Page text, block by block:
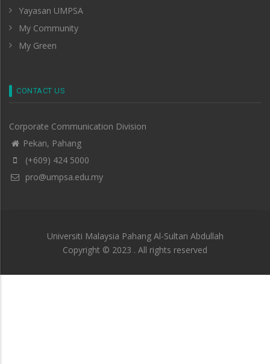
Yayasan UMPSA
My Community
My Green
CONTACT US
Corporate Communication Division
Pekan, Pahang
(+609) 424 5000
pro@umpsa.edu.my
Universiti Malaysia Pahang Al-Sultan Abdullah
Copyright © 2023 . All rights reserved